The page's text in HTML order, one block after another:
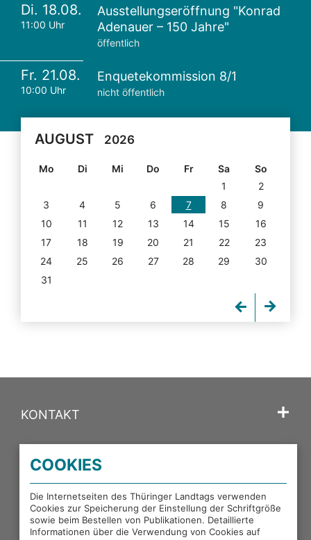
Di. 18.08.
11:00 Uhr
Ausstellungseröffnung "Konrad
Adenauer – 150 Jahre"
öffentlich
Fr. 21.08.
10:00 Uhr
Enquetekommission 8/1
nicht öffentlich
AUGUST 2026
Mo Di Mi Do Fr Sa
So
1
2
3
4 5 6 7 8
9
10
11 12 13 14 15
16
17
18 19 20 21 22
23
24
25 26 27 28 29
30
31
KONTAKT
PORTALE DES THÜRINGER LANDTAGS
EXTERNE LINKS
COOKIES
Die Internetseiten des Thüringer Landtags verwenden
Cookies zur Speicherung der Einstellung der Schriftgröße
sowie beim Bestellen von Publikationen. Detaillierte
Informationen über die Verwendung von Cookies auf